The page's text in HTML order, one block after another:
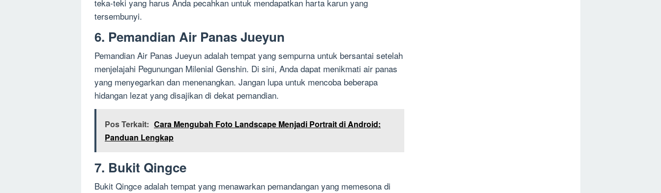
teka-teki yang harus Anda pecahkan untuk mendapatkan harta karun yang
tersembunyi.
6. Pemandian Air Panas Jueyun
Pemandian Air Panas Jueyun adalah tempat yang sempurna untuk bersantai setelah
menjelajahi Pegunungan Milenial Genshin. Di sini, Anda dapat menikmati air panas
yang menyegarkan dan menenangkan. Jangan lupa untuk mencoba beberapa
hidangan lezat yang disajikan di dekat pemandian.
Pos Terkait: Cara Mengubah Foto Landscape Menjadi Portrait di Android:
Panduan Lengkap
7. Bukit Qingce
Bukit Qingce adalah tempat yang menawarkan pemandangan yang memesona di